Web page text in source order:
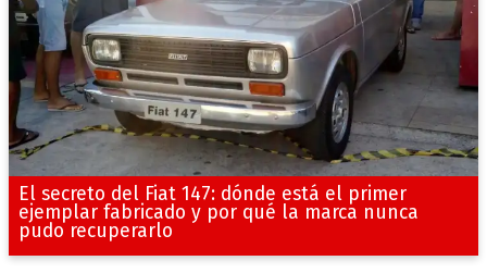
El secreto del Fiat 147: dónde está el primer
ejemplar fabricado y por qué la marca nunca
pudo recuperarlo